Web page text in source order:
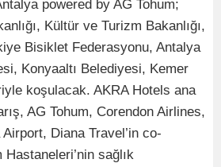
powered by AG Tohum;
Kültür ve Turizm Bakanlığı,
Bisiklet Federasyonu, Antalya
Konyaaltı Belediyesi, Kemer
koşulacak. AKRA Hotels ana
AG Tohum, Corendon Airlines,
Diana Travel’in co-
sağlık